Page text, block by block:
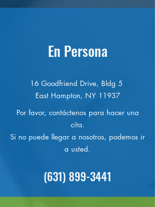
En Persona
16 Goodfriend Drive, Bldg 5
East Hampton, NY 11937
Por favor, contáctenos para hacer una
cita.
Si no puede llegar a nosotros, podemos ir
a usted.
(631) 899-3441